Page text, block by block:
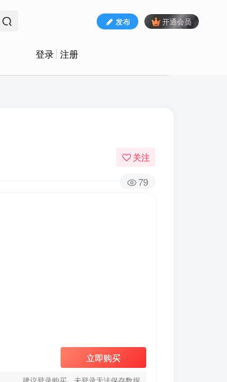
发布 开通会员
登录 注册
关注
79
立即购买
建议登录购买，未登录无法保存数据